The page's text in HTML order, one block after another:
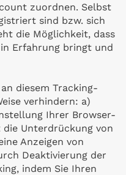
zuordnen. Selbst
sind bzw. sich
die Möglichkeit, dass
Erfahrung bringt und
diesem Tracking-
verhindern: a)
Ihrer Browser-
Unterdrückung von
Anzeigen von
Deaktivierung der
indem Sie Ihren